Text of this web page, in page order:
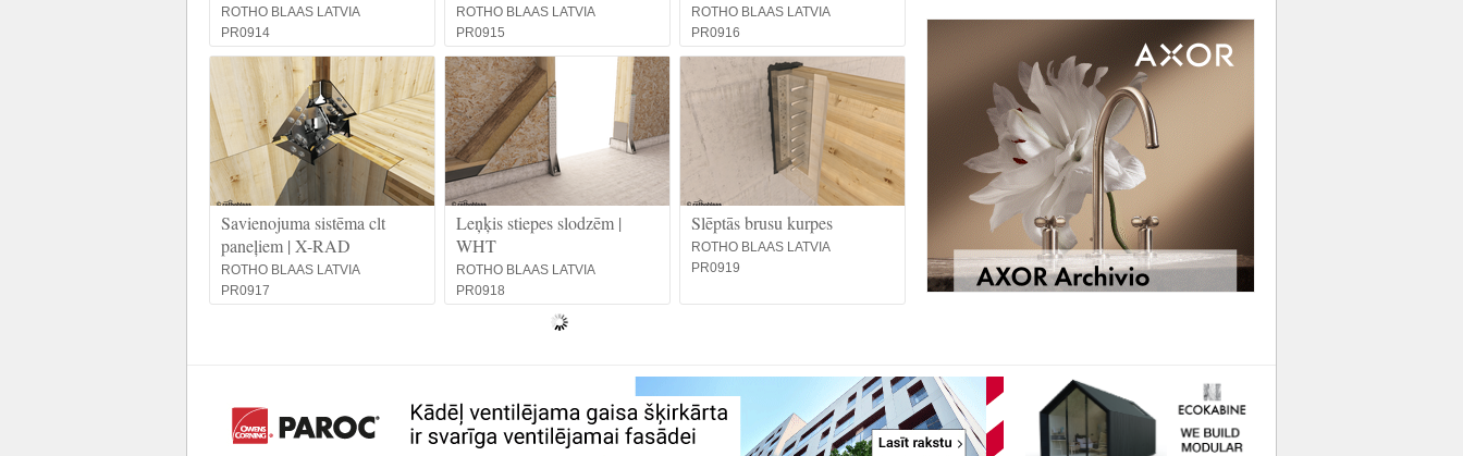
ROTHO BLAAS LATVIA
PR0914
ROTHO BLAAS LATVIA
PR0915
ROTHO BLAAS LATVIA
PR0916
Savienojuma sistēma clt
paneļiem | X-RAD
ROTHO BLAAS LATVIA
PR0917
Leņķis stiepes slodzēm |
WHT
ROTHO BLAAS LATVIA
PR0918
Slēptās brusu kurpes
ROTHO BLAAS LATVIA
PR0919